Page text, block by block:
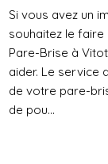
Si vous avez un
souhaitez le
Pare-Brise à
aider. Le service
de votre pare-
de pou...